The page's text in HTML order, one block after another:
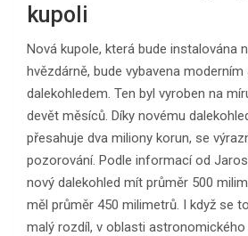
kupoli
Nová kupole, která bude instalována
hvězdárně, bude vybavena
dalekohledem. Ten byl vyroben na
devět měsíců. Díky novému
přesahuje dva miliony korun, se
pozorování. Podle informací od
nový dalekohled mít průměr 500
měl průměr 450 milimetrů. I když se
malý rozdíl, v oblasti